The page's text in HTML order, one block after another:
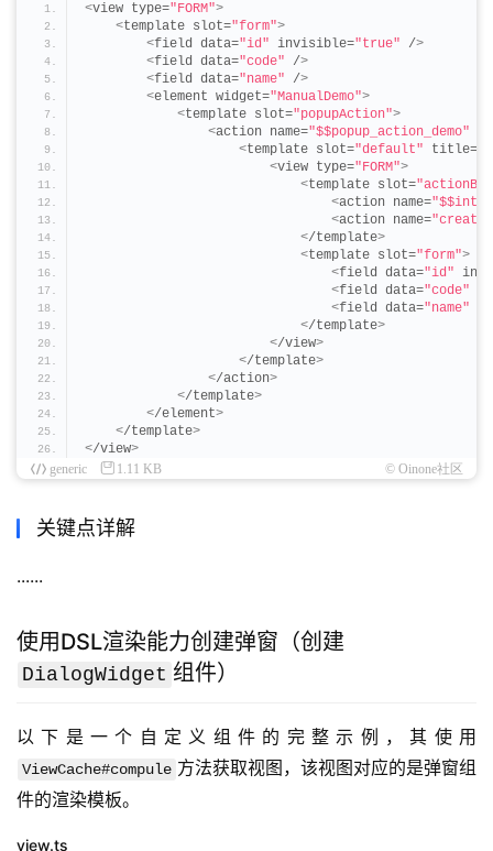
<view type="FORM">
<template slot="form">
<field data="id" invisible="true" />
<field data="code" />
<field data="name" />
<element widget="ManualDemo">
<template slot="popupAction">
<action name="$$popup_action_demo"
<template slot="default" title=
<view type="FORM">
<template slot=
<action name=
<action name="create"
</template>
<template slot="form">
<field data="id"
<field data="code"
<field data="name"
</template>
</view>
</template>
</action>
</template>
</element>
</template>
</view>
generic
1.11 KB © Oinone社区
关键点详解
......
使用DSL渲染能力创建弹窗（创建
DialogWidget 组件）
以下是一个自定义组件的完整示例，其使用
ViewCache#compule 方法获取视图，该视图对应的是弹窗组
件的渲染模板。
view.ts